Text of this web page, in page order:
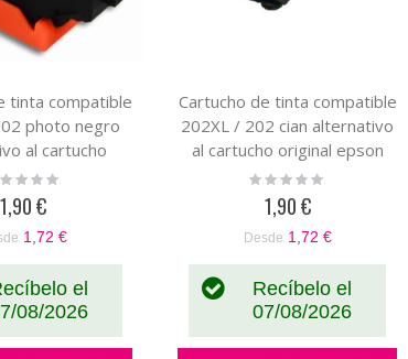
tinta compatible
photo negro
al cartucho
epson
/
1,90 €
1,72 €
el
08/2026
Cartucho de tinta compatible
202XL / 202 cian alternativo
al cartucho original epson
C13T02H24010 /
C13T02F24020
Rating:
1,90 €
Desde 1,72 €
Recíbelo el
07/08/2026